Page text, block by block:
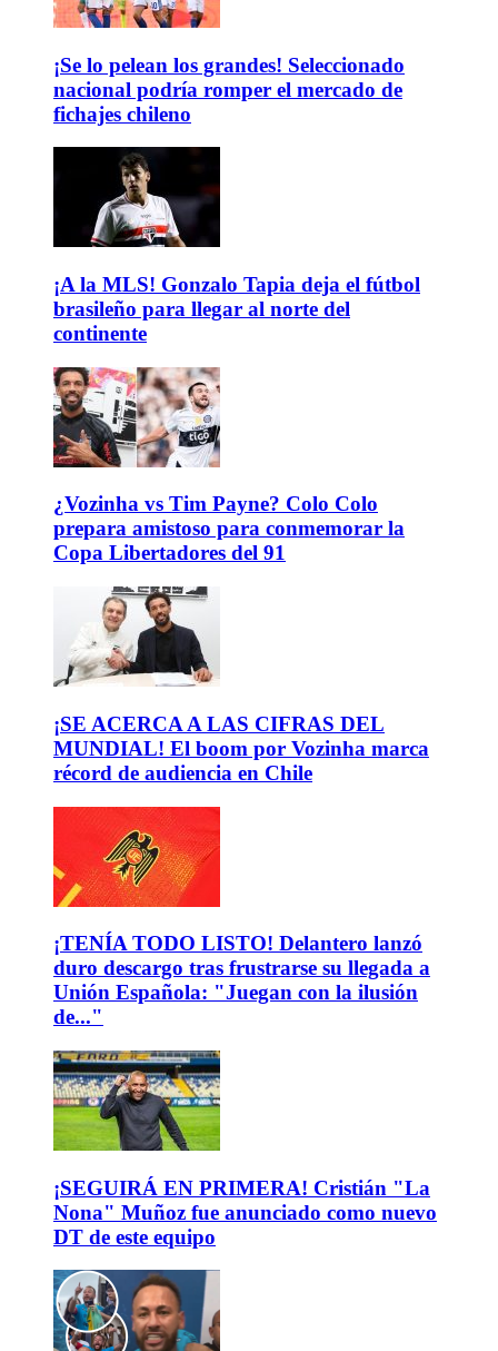
¡Se lo pelean los grandes! Seleccionado
nacional podría romper el mercado de
fichajes chileno
¡A la MLS! Gonzalo Tapia deja el fútbol
brasileño para llegar al norte del
continente
¿Vozinha vs Tim Payne? Colo Colo
prepara amistoso para conmemorar la
Copa Libertadores del 91
¡SE ACERCA A LAS CIFRAS DEL
MUNDIAL! El boom por Vozinha marca
récord de audiencia en Chile
¡TENÍA TODO LISTO! Delantero lanzó
duro descargo tras frustrarse su llegada a
Unión Española: "Juegan con la ilusión
de..."
¡SEGUIRÁ EN PRIMERA! Cristián "La
Nona" Muñoz fue anunciado como nuevo
DT de este equipo